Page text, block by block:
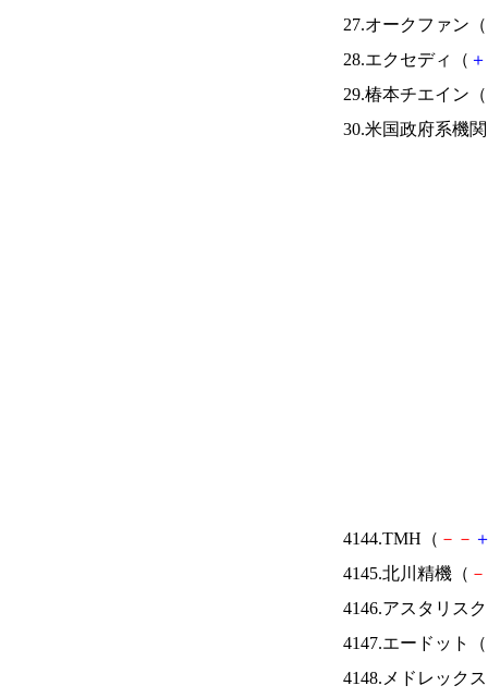
27.オークファン（
28.エクセディ（ ＋
29.椿本チエイン（
30.米国政府系機
4144.TMH（ － －
4145.北川精機（ －
4146.アスタリス
4147.エードット（
4148.メドレック